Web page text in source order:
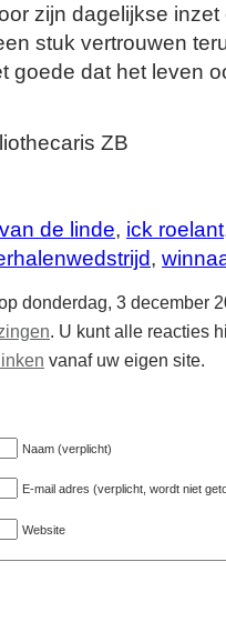
zijn dagelijkse
stuk vertrouwen
goede dat het leven
ZB
de linde, ick roelant
,
donderdag, 3 december
. U kunt alle reacties
linken vanaf uw eigen site.
Naam (verplicht)
E-mail adres (verplicht, wordt niet
Website